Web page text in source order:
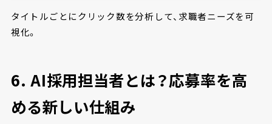
タイトルごとにクリック数を分析して、求職者ニーズを可
視化。
6. AI採用担当者とは？応募率を高
める新しい仕組み